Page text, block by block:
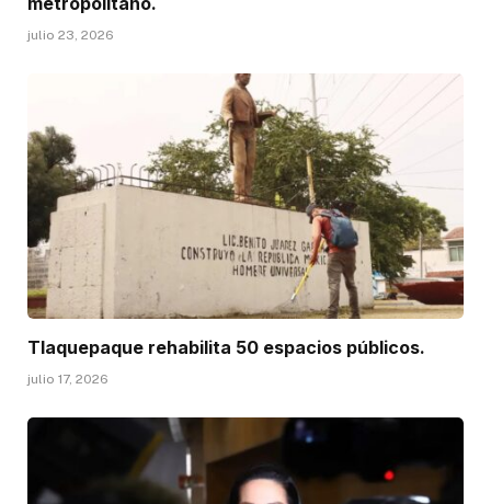
julio 23, 2026
Tlaquepaque rehabilita 50 espacios públicos.
julio 17, 2026